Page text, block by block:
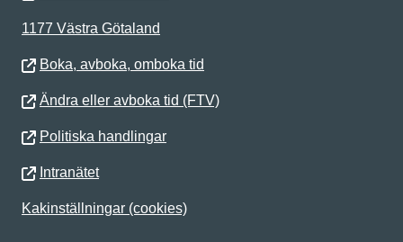
1177 Västra Götaland
Boka, avboka, omboka tid
Ändra eller avboka tid (FTV)
Politiska handlingar
Intranätet
Kakinställningar (cookies)